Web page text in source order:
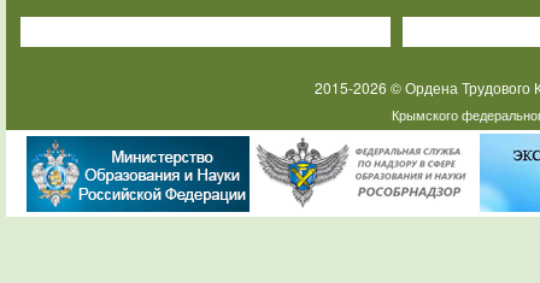
2015-2026 © Ордена
Крымского